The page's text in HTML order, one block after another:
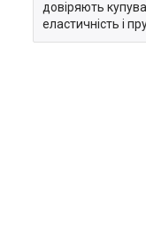
довіряють
еластичність і